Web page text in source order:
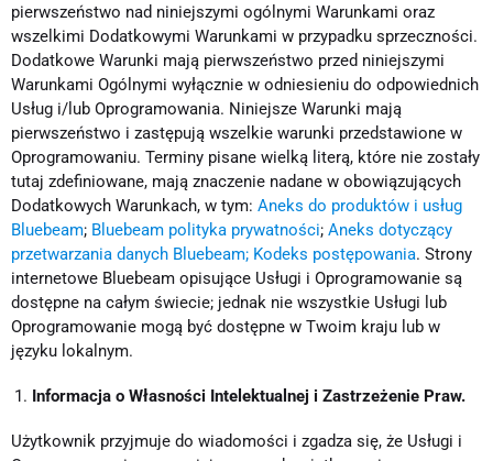
pierwszeństwo nad niniejszymi ogólnymi Warunkami oraz
wszelkimi Dodatkowymi Warunkami w przypadku sprzeczności.
Dodatkowe Warunki mają pierwszeństwo przed niniejszymi
Warunkami Ogólnymi wyłącznie w odniesieniu do odpowiednich
Usług i/lub Oprogramowania. Niniejsze Warunki mają
pierwszeństwo i zastępują wszelkie warunki przedstawione w
Oprogramowaniu. Terminy pisane wielką literą, które nie zostały
tutaj zdefiniowane, mają znaczenie nadane w obowiązujących
Dodatkowych Warunkach, w tym: Aneks do produktów i usług
Bluebeam; Bluebeam polityka prywatności; Aneks dotyczący
przetwarzania danych Bluebeam; Kodeks postępowania. Strony
internetowe Bluebeam opisujące Usługi i Oprogramowanie są
dostępne na całym świecie; jednak nie wszystkie Usługi lub
Oprogramowanie mogą być dostępne w Twoim kraju lub w
języku lokalnym.
Informacja o Własności Intelektualnej i Zastrzeżenie Praw.
Użytkownik przyjmuje do wiadomości i zgadza się, że Usługi i